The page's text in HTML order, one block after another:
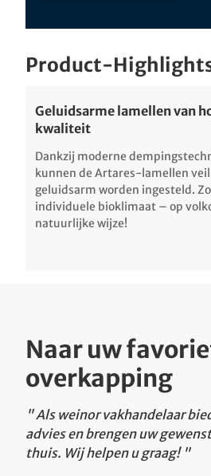
Product-
Geluidsarme lamellen van
kwaliteit
Dankzij moderne
kunnen de Artares-lamellen
geluidsarm worden ingesteld.
individuele bioklimaat – op
natuurlijke wijze!
Naar uw
overkapping
Als weinor vakhandelaar
advies en brengen uw
thuis. Wij helpen u graag!